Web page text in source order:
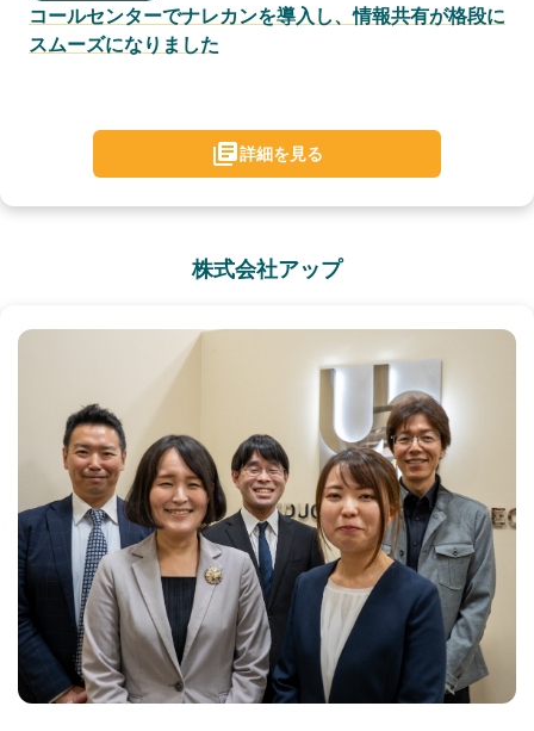
コールセンターでナレカンを導入し、情報共有が格段に
スムーズになりました
詳細を見る
株式会社アップ